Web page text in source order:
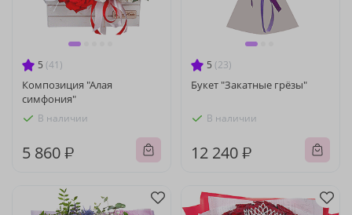
5 (41)
Композиция "Алая
симфония"
В наличии
5 860 ₽
5 (23)
Букет "Закатные грёзы"
В наличии
12 240 ₽